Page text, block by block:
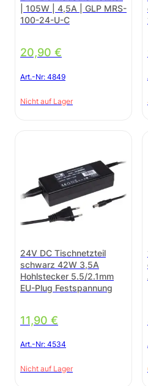
| 105W | 4,5A | GLP MRS-
100-24-U-C
20,90 €
Art.-Nr: 4849
Nicht auf Lager
24V DC Tischnetzteil
schwarz 42W 3,5A
Hohlstecker 5.5/2.1mm
EU-Plug Festspannung
11,90 €
Art.-Nr: 4534
Nicht auf Lager